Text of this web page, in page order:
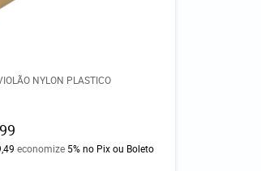
NYLON PLASTICO
economize 5% no Pix ou Boleto